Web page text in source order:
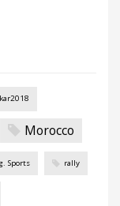
Morocco
Sports rally